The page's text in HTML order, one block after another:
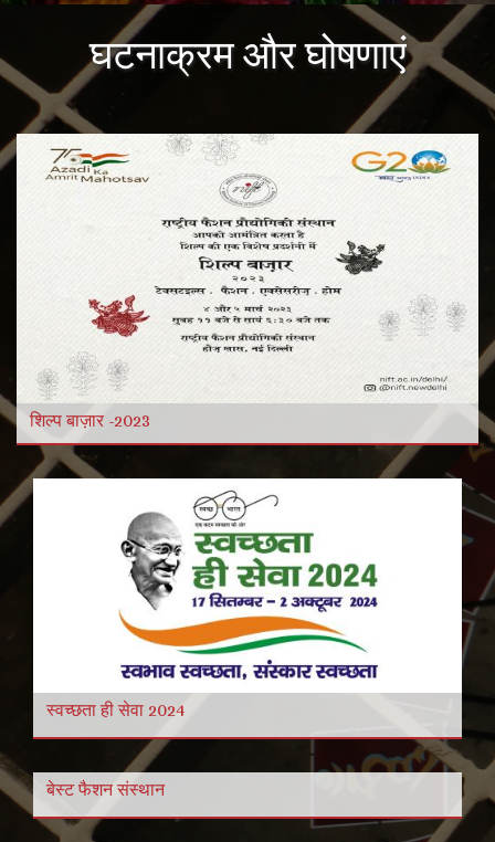
और विडियो
घटनाक्रम और घोषणाएं
शिल्प बाज़ार -2023
स्वच्छता ही सेवा 2024
बेस्ट फैशन संस्थान